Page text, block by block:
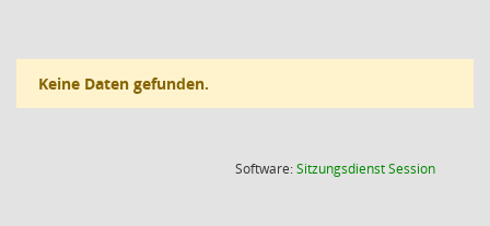
Keine Daten gefunden.
Software:SitzungsdienstSession(Wird in